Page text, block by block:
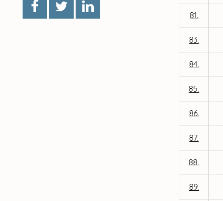
81.
83.
84.
85.
86.
87.
88.
89.